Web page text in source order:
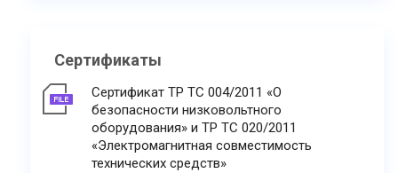
Сертификаты
Сертификат ТР ТС 004/2011 «О
безопасности низковольтного
оборудования» и ТР ТС 020/2011
«Электромагнитная совместимость
технических средств»